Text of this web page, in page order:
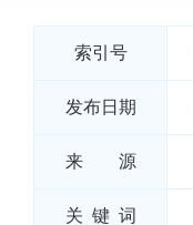
索引号
发布日期
来 源
关 键 词